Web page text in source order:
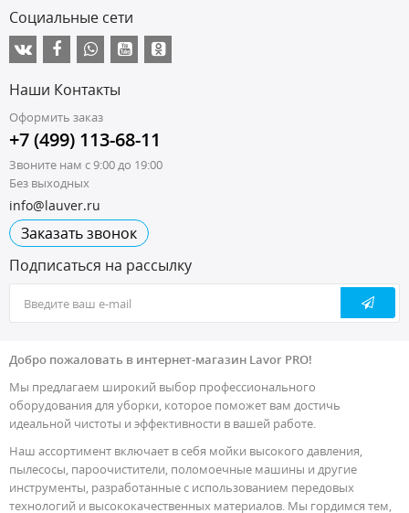
Социальные сети
Наши Контакты
Оформить заказ
+7 (499) 113-68-11
Звоните нам с 9:00 до 19:00
Без выходных
info@lauver.ru
Заказать звонок
Подписаться на рассылку
Добро пожаловать в интернет-магазин Lavor PRO!
Мы предлагаем широкий выбор профессионального
оборудования для уборки, которое поможет вам достичь
идеальной чистоты и эффективности в вашей работе.
Наш ассортимент включает в себя мойки высокого давления,
пылесосы, пароочистители, поломоечные машины и другие
инструменты, разработанные с использованием передовых
технологий и высококачественных материалов. Мы гордимся тем,